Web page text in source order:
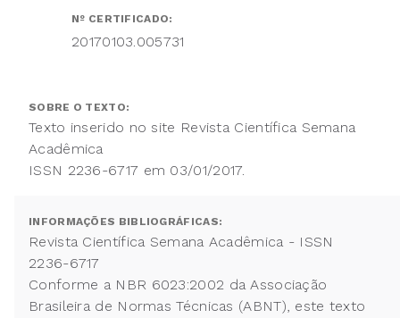
Nº CERTIFICADO:
20170103.005731
SOBRE O TEXTO:
Texto inserido no site Revista Científica Semana
Acadêmica
ISSN 2236-6717 em 03/01/2017.
INFORMAÇÕES BIBLIOGRÁFICAS:
Revista Científica Semana Acadêmica - ISSN
2236-6717
Conforme a NBR 6023:2002 da Associação
Brasileira de Normas Técnicas (ABNT), este texto